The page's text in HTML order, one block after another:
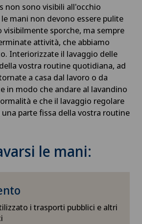
non sono visibili all'occhio
mani non devono essere pulite
sporche, ma sempre
attività, che abbiamo
Interiorizzate il lavaggio delle
vostra routine quotidiana, ad
a casa dal lavoro o da
in modo che andare al lavandino
e che il lavaggio regolare
parte fissa della vostra routine
le mani:
i trasporti pubblici e altri